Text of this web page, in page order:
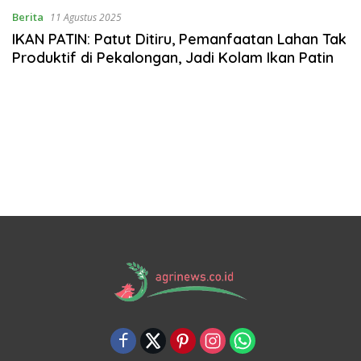
Berita 11 Agustus 2025
IKAN PATIN: Patut Ditiru, Pemanfaatan Lahan Tak
Produktif di Pekalongan, Jadi Kolam Ikan Patin